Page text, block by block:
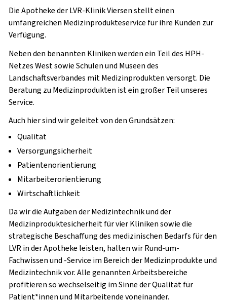
Die Apotheke der LVR-Klinik Viersen stellt einen
umfangreichen Medizinprodukteservice für ihre Kunden zur
Verfügung.
Neben den benannten Kliniken werden ein Teil des HPH-
Netzes West sowie Schulen und Museen des
Landschaftsverbandes mit Medizinprodukten versorgt. Die
Beratung zu Medizinprodukten ist ein großer Teil unseres
Service.
Auch hier sind wir geleitet von den Grundsätzen:
Qualität
Versorgungsicherheit
Patientenorientierung
Mitarbeiterorientierung
Wirtschaftlichkeit
Da wir die Aufgaben der Medizintechnik und der
Medizinproduktesicherheit für vier Kliniken sowie die
strategische Beschaffung des medizinischen Bedarfs für den
LVR in der Apotheke leisten, halten wir Rund-um-
Fachwissen und -Service im Bereich der Medizinprodukte und
Medizintechnik vor. Alle genannten Arbeitsbereiche
profitieren so wechselseitig im Sinne der Qualität für
Patient*innen und Mitarbeitende voneinander.